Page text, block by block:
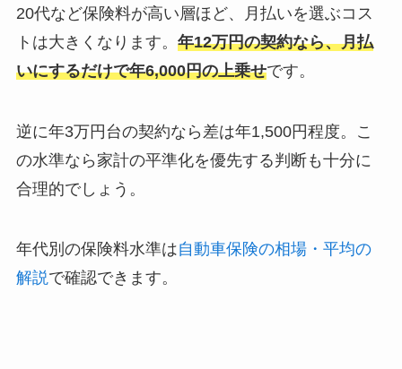
20代など保険料が高い層ほど、月払いを選ぶコス
トは大きくなります。 年12万円の契約なら、月払
いにするだけで年6,000円の上乗せです。
逆に年3万円台の契約なら差は年1,500円程度。こ
の水準なら家計の平準化を優先する判断も十分に
合理的でしょう。
年代別の保険料水準は自動車保険の相場・平均の
解説で確認できます。